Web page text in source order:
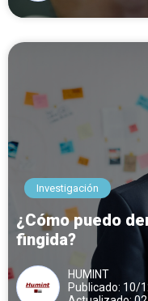
Investigación
¿Cómo puedo
fingida?
HUMINT
Publicado: 10/